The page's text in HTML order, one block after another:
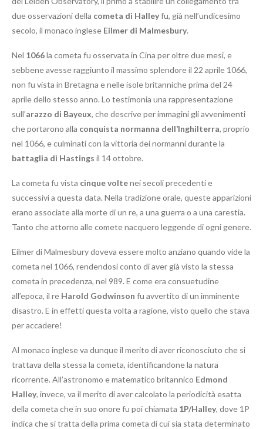
due osservazioni della cometa di Halleyfu, già nell’undicesimo
secolo, il monaco inglese Eilmer di Malmesbury.
Nel 1066la cometa fu osservata in Cina per oltre due mesi, e
sebbene avesse raggiunto il massimo splendore il 22 aprile 1066,
non fu vista in Bretagna e nelle isole britanniche prima del 24
aprile dello stesso anno. Lo testimonia una rappresentazione
sull’arazzo di Bayeux, che descrive per immagini gli avvenimenti
che portarono alla conquista normanna dell’Inghilterra, proprio
nel 1066, e culminati con la vittoria dei normanni durante la
battaglia di Hastings il 14 ottobre.
La cometa fu vista cinque voltenei secoli precedenti e
successivi a questa data. Nella tradizione orale, queste apparizioni
erano associate alla morte di un re, a una guerra o a una carestia.
Tanto che attorno alle comete nacquero leggende di ogni genere.
Eilmer di Malmesbury doveva essere molto anziano quando vide la
cometa nel 1066, rendendosi conto di aver già visto la stessa
cometa in precedenza, nel 989. E come era consuetudine
all’epoca, il re Harold Godwinson fu avvertito di un imminente
disastro. E in effetti questa volta a ragione, visto quello che stava
per accadere!
Al monaco inglese va dunque il merito di aver riconosciuto che si
trattava della stessa la cometa, identificandone la natura
ricorrente. All’astronomo e matematico britannico Edmond
Halley, invece, va il merito di aver calcolato la periodicità esatta
della cometa che in suo onore fu poi chiamata 1P/Halley, dove 1P
indica che si tratta della prima cometa di cui sia stata determinato